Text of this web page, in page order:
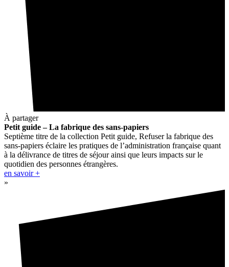
À partager
Petit guide – La fabrique des sans-papiers
Septième titre de la collection Petit guide, Refuser la fabrique des
sans-papiers éclaire les pratiques de l’administration française quant
à la délivrance de titres de séjour ainsi que leurs impacts sur le
quotidien des personnes étrangères.
en savoir +
»